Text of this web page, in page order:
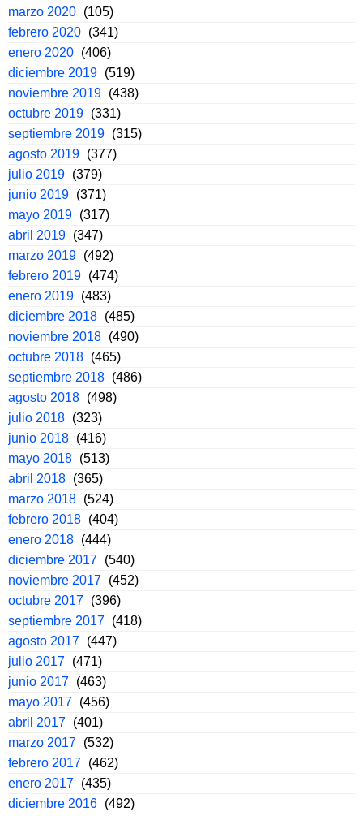
marzo 2020 (105)
febrero 2020 (341)
enero 2020 (406)
diciembre 2019 (519)
noviembre 2019 (438)
octubre 2019 (331)
septiembre 2019 (315)
agosto 2019 (377)
julio 2019 (379)
junio 2019 (371)
mayo 2019 (317)
abril 2019 (347)
marzo 2019 (492)
febrero 2019 (474)
enero 2019 (483)
diciembre 2018 (485)
noviembre 2018 (490)
octubre 2018 (465)
septiembre 2018 (486)
agosto 2018 (498)
julio 2018 (323)
junio 2018 (416)
mayo 2018 (513)
abril 2018 (365)
marzo 2018 (524)
febrero 2018 (404)
enero 2018 (444)
diciembre 2017 (540)
noviembre 2017 (452)
octubre 2017 (396)
septiembre 2017 (418)
agosto 2017 (447)
julio 2017 (471)
junio 2017 (463)
mayo 2017 (456)
abril 2017 (401)
marzo 2017 (532)
febrero 2017 (462)
enero 2017 (435)
diciembre 2016 (492)